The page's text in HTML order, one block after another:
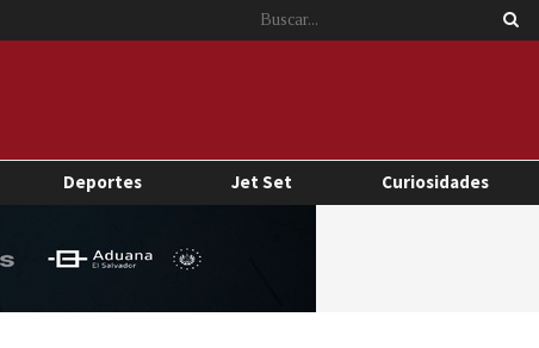
Deportes Jet Set Curiosidades